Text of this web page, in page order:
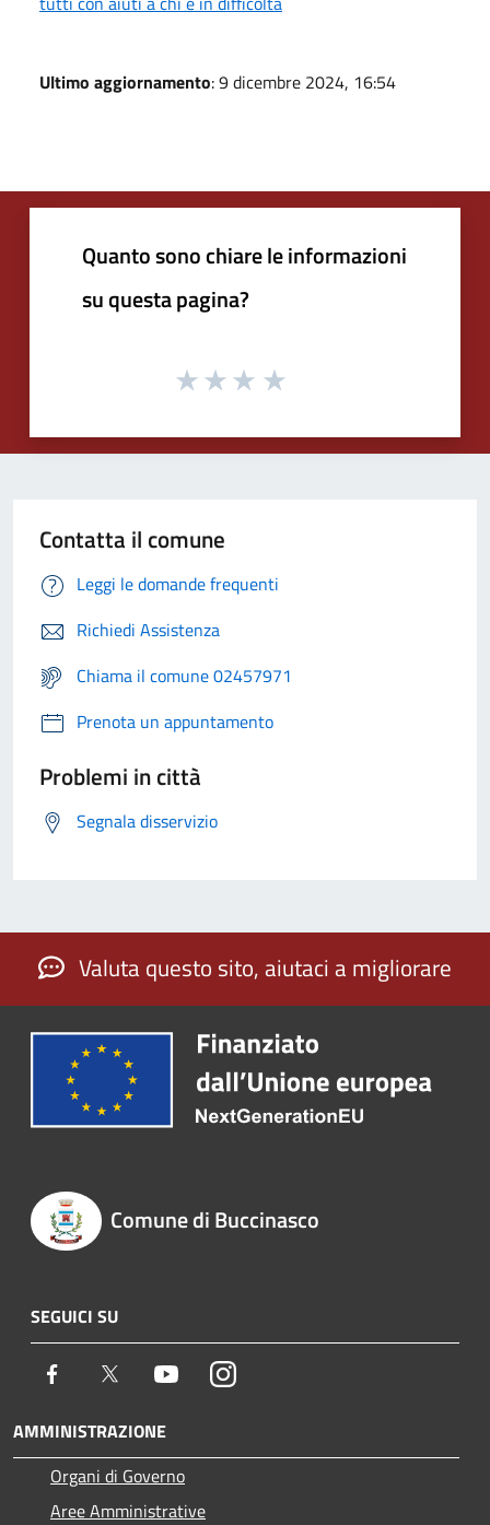
Ultimo aggiornamento: 9 dicembre 2024, 16:54
Quanto sono chiare le informazioni
su questa pagina?
Contatta il comune
Leggi le domande frequenti
Richiedi Assistenza
Chiama il comune 02457971
Prenota un appuntamento
Problemi in città
Segnala disservizio
Valuta questo sito, aiutaci a migliorare
Comune di Buccinasco
SEGUICI SU
Facebook Twitter YoutubeInstagram
AMMINISTRAZIONE
Organi di Governo
Aree Amministrative